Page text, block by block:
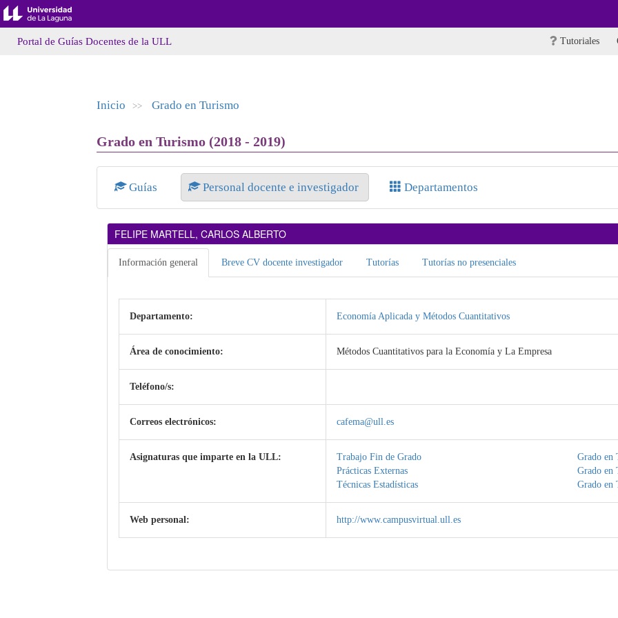
Portal de Guías Docentes de la ULL Tutoriales
Inicio >> Grado en Turismo
Grado en Turismo (2018 - 2019)
Guías Personal docente e investigador Departamentos
FELIPE MARTELL, CARLOS ALBERTO
Información general Breve CV docente investigador Tutorías Tutorías no presenciales
Departamento: Economía Aplicada y Métodos Cuantitativos
Área de conocimiento: Métodos Cuantitativos para la Economía y La Empresa
Teléfono/s:
Correos electrónicos: cafema@ull.es
Asignaturas que imparte en la ULL: Trabajo Fin de Grado
Grado en
Prácticas Externas
Grado en
Técnicas Estadísticas
Grado en
Web personal: http://www.campusvirtual.ull.es